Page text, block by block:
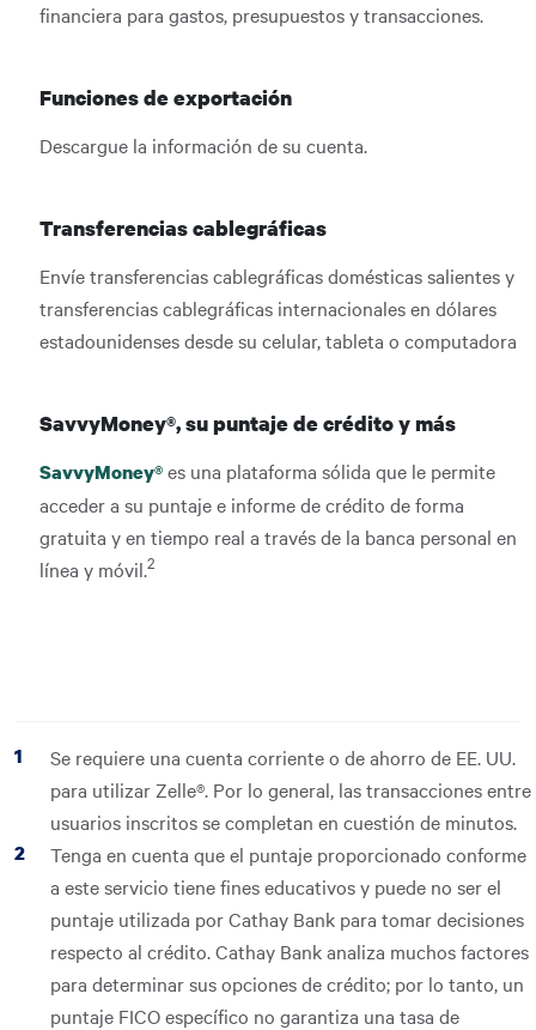
financiera para gastos, presupuestos y transacciones.
Funciones de exportación
Descargue la información de su cuenta.
Transferencias cablegráficas
Envíe transferencias cablegráficas domésticas salientes y
transferencias cablegráficas internacionales en dólares
estadounidenses desde su celular, tableta o computadora
SavvyMoney®, su puntaje de crédito y más
SavvyMoney®es una plataforma sólida que le permite
acceder a su puntaje e informe de crédito de forma
gratuita y en tiempo real a través de la banca personal en
línea y móvil.2
Se requiere una cuenta corriente o de ahorro de EE. UU.
para utilizar Zelle®. Por lo general, las transacciones entre
usuarios inscritos se completan en cuestión de minutos.
Tenga en cuenta que el puntaje proporcionado conforme
a este servicio tiene fines educativos y puede no ser el
puntaje utilizada por Cathay Bank para tomar decisiones
respecto al crédito. Cathay Bank analiza muchos factores
para determinar sus opciones de crédito; por lo tanto, un
puntaje FICO específico no garantiza una tasa de